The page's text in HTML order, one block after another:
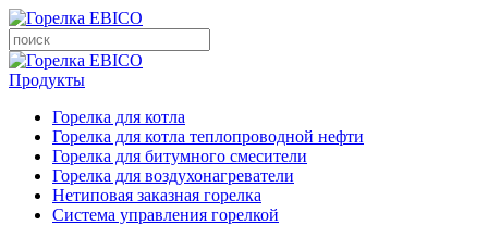
Продукты
Горелка для котла
Горелка для котла теплопроводной нефти
Горелка для битумного смесители
Горелка для воздухонагреватели
Нетиповая заказная горелка
Система управления горелкой